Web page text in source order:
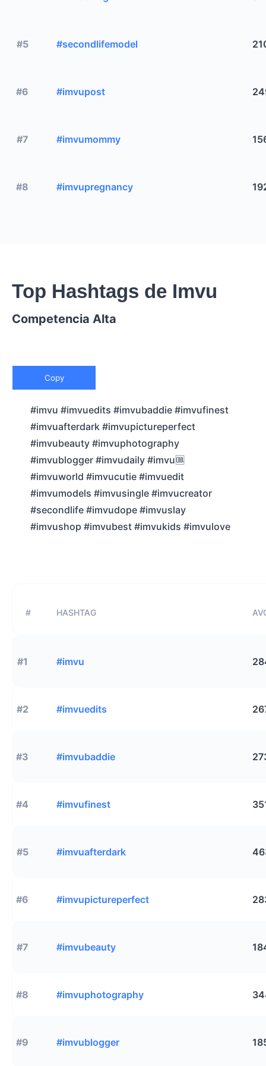
#5 #secondlifemodel
#6 #imvupost
#7 #imvumommy
#8 #imvupregnancy
Top Hashtags de Imvu
Competencia Alta
Copy
#imvu #imvuedits #imvubaddie #imvufinest
#imvuafterdark #imvupictureperfect
#imvubeauty #imvuphotography
#imvublogger #imvudaily #imvu🆒
#imvuworld #imvucutie #imvuedit
#imvumodels #imvusingle #imvucreator
#secondlife #imvudope #imvuslay
#imvushop #imvubest #imvukids #imvulove
# HASHTAG
#1 #imvu
#2 #imvuedits
#3 #imvubaddie
#4 #imvufinest
#5 #imvuafterdark
#6 #imvupictureperfect
#7 #imvubeauty
#8 #imvuphotography
#9 #imvublogger